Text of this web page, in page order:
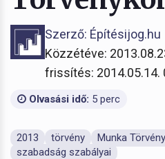
Szerző: Építésijog.hu
Közzétéve:
frissítés: 2014.05.14.
Olvasási idő: 5 perc
2013 törvény
Munka
szabadság szabályai